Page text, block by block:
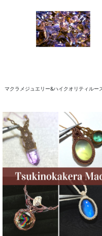
マクラメジュエリー&ハイクオリティルー